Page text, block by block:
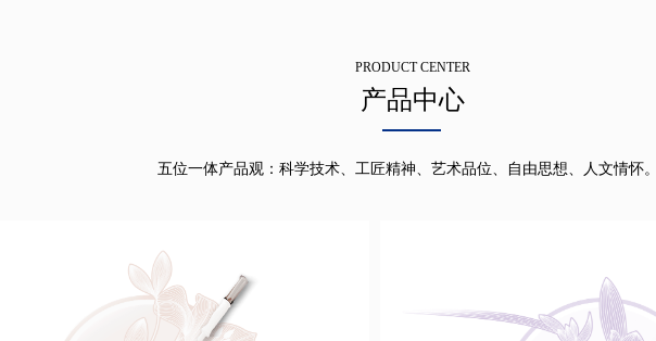
PRODUCT CENTER
产品中心
五位一体产品观：科学技术、工匠精神、艺术品位、自由思想、人文情怀